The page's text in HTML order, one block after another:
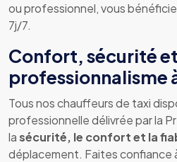
ou professionnel, vous
7j/7.
Confort, sécurité et
professionnalisme
Tous nos chauffeurs de taxi
professionnelle délivrée par la
lasécurité, le confort et la
déplacement. Faites confiance